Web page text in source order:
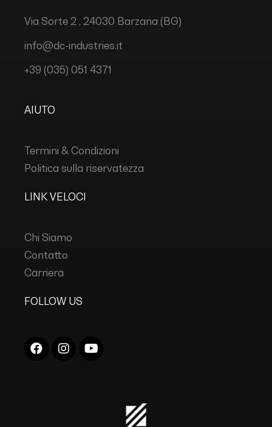
Via Sorte 2 , 24030 Barzana (BG)
info@dc-industries.it
+39 (035) 051 4371
AIUTO
Termini & Condizioni
Politica sulla riservatezza
LINK VELOCI
Chi Siamo
Contatto
Carriera
FOLLOW US